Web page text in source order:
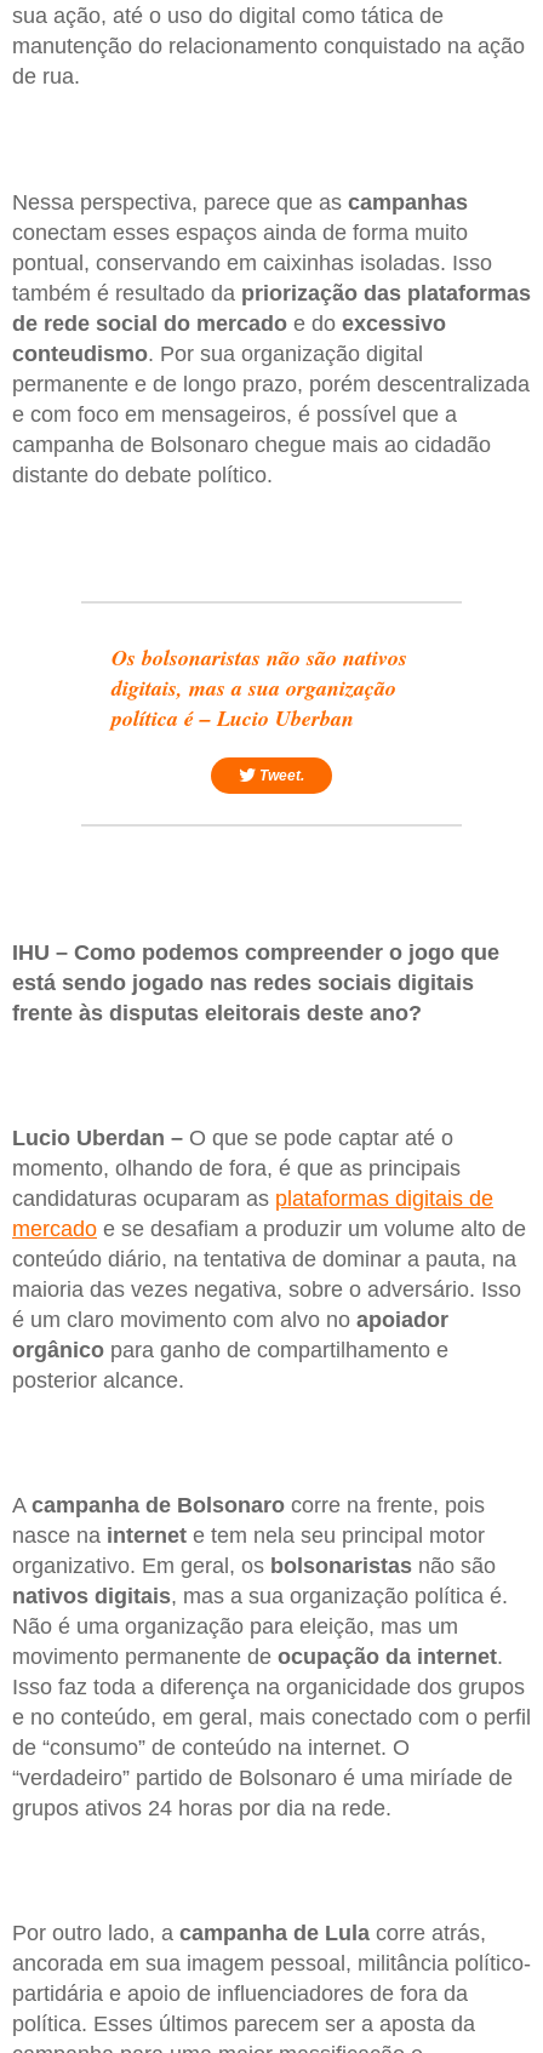
sua ação, até o uso do digital como tática de
manutenção do relacionamento conquistado na ação
de rua.
Nessa perspectiva, parece que as campanhas
conectam esses espaços ainda de forma muito
pontual, conservando em caixinhas isoladas. Isso
também é resultado da priorização das plataformas
de rede social do mercado e do excessivo
conteudismo. Por sua organização digital
permanente e de longo prazo, porém descentralizada
e com foco em mensageiros, é possível que a
campanha de Bolsonaro chegue mais ao cidadão
distante do debate político.
Os bolsonaristas não são nativos
digitais, mas a sua organização
política é – Lucio Uberban
Tweet.
IHU – Como podemos compreender o jogo que
está sendo jogado nas redes sociais digitais
frente às disputas eleitorais deste ano?
Lucio Uberdan – O que se pode captar até o
momento, olhando de fora, é que as principais
candidaturas ocuparam as plataformas digitais de
mercado e se desafiam a produzir um volume alto de
conteúdo diário, na tentativa de dominar a pauta, na
maioria das vezes negativa, sobre o adversário. Isso
é um claro movimento com alvo no apoiador
orgânico para ganho de compartilhamento e
posterior alcance.
A campanha de Bolsonaro corre na frente, pois
nasce na internet e tem nela seu principal motor
organizativo. Em geral, os bolsonaristas não são
nativos digitais, mas a sua organização política é.
Não é uma organização para eleição, mas um
movimento permanente de ocupação da internet.
Isso faz toda a diferença na organicidade dos grupos
e no conteúdo, em geral, mais conectado com o perfil
de “consumo” de conteúdo na internet. O
“verdadeiro” partido de Bolsonaro é uma miríade de
grupos ativos 24 horas por dia na rede.
Por outro lado, a campanha de Lula corre atrás,
ancorada em sua imagem pessoal, militância político-
partidária e apoio de influenciadores de fora da
política. Esses últimos parecem ser a aposta da